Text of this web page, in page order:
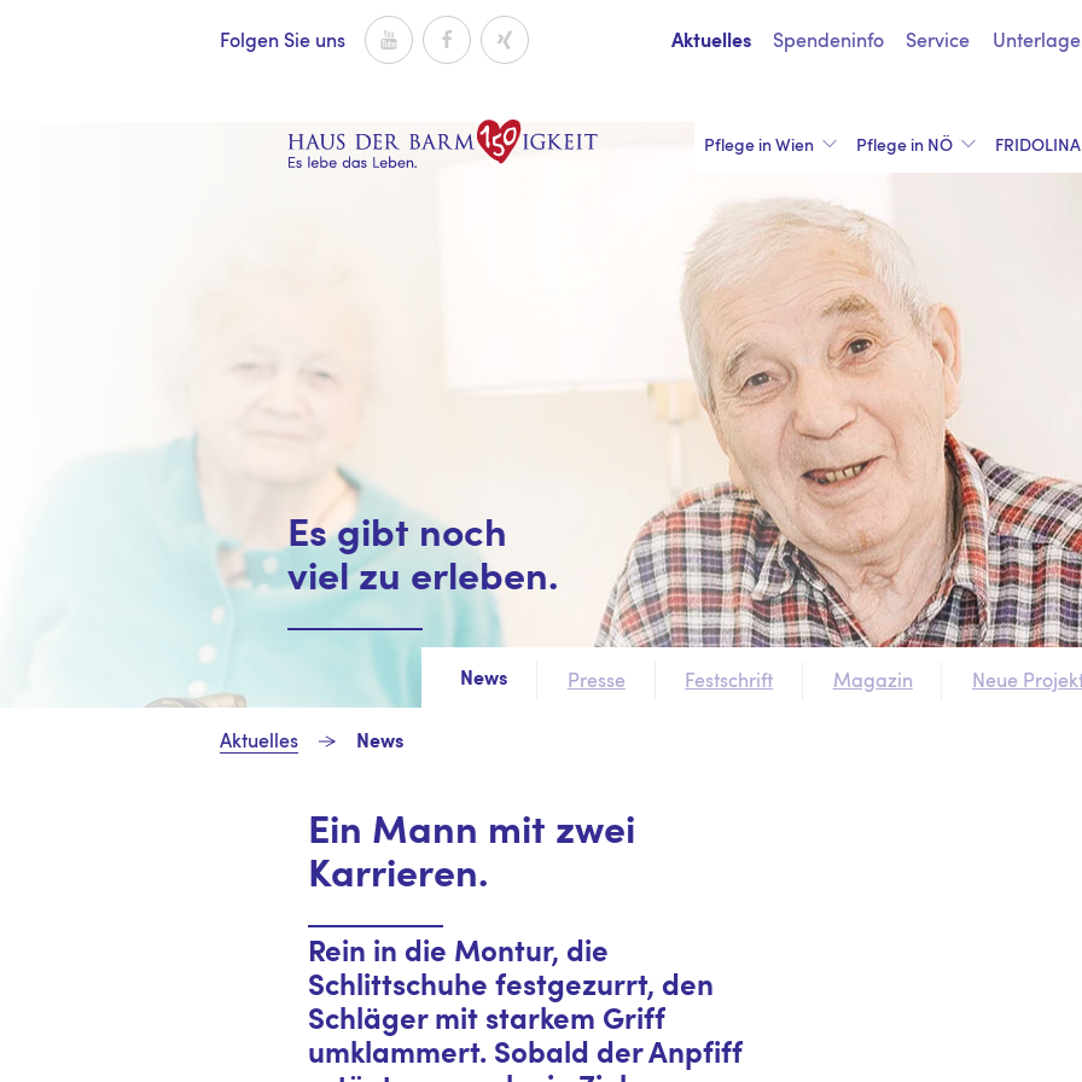
Folgen Sie uns
YoutubeFacebook
Xing Aktuelles Spendeninfo Service
Pflege in Wien Pflege in NÖ FRIDOLINA
Es gibt noch
viel zu erleben.
News Presse Festschrift Magazin Neue
Aktuelles News
Ein Mann mit zwei
Karrieren.
Rein in die Montur, die
Schlittschuhe festgezurrt, den
Schläger mit starkem Griff
umklammert. Sobald der Anpfiff